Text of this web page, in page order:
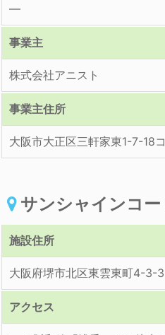
―
事業主
株式会社アニスト
事業主住所
大阪市大正区三軒家東1-7-18
サンシャインコ
施設住所
大阪府堺市北区東雲東町4-3-3
アクセス